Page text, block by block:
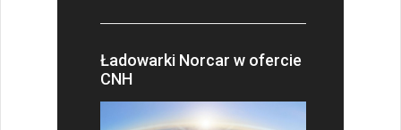
Ładowarki Norcar w ofercie
CNH